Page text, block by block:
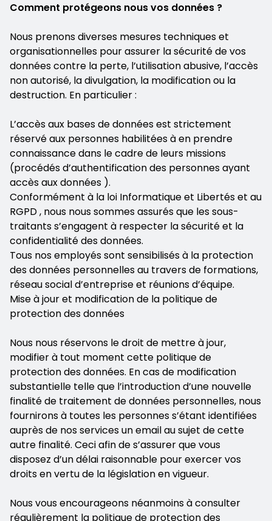
Comment protégeons nous vos données ?
Nous prenons diverses mesures techniques et
organisationnelles pour assurer la sécurité de vos
données contre la perte, l’utilisation abusive, l’accès
non autorisé, la divulgation, la modification ou la
destruction. En particulier :
L’accès aux bases de données est strictement
réservé aux personnes habilitées à en prendre
connaissance dans le cadre de leurs missions
(procédés d’authentification des personnes ayant
accès aux données ).
Conformément à la loi Informatique et Libertés et au
RGPD , nous nous sommes assurés que les sous-
traitants s’engagent à respecter la sécurité et la
confidentialité des données.
Tous nos employés sont sensibilisés à la protection
des données personnelles au travers de formations,
réseau social d’entreprise et réunions d’équipe.
Mise à jour et modification de la politique de
protection des données
Nous nous réservons le droit de mettre à jour,
modifier à tout moment cette politique de
protection des données. En cas de modification
substantielle telle que l’introduction d’une nouvelle
finalité de traitement de données personnelles, nous
fournirons à toutes les personnes s’étant identifiées
auprès de nos services un email au sujet de cette
autre finalité. Ceci afin de s’assurer que vous
disposez d’un délai raisonnable pour exercer vos
droits en vertu de la législation en vigueur.
Nous vous encourageons néanmoins à consulter
régulièrement la politique de protection des